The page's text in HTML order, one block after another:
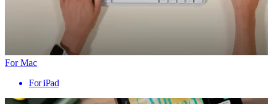
For Mac
For iPad